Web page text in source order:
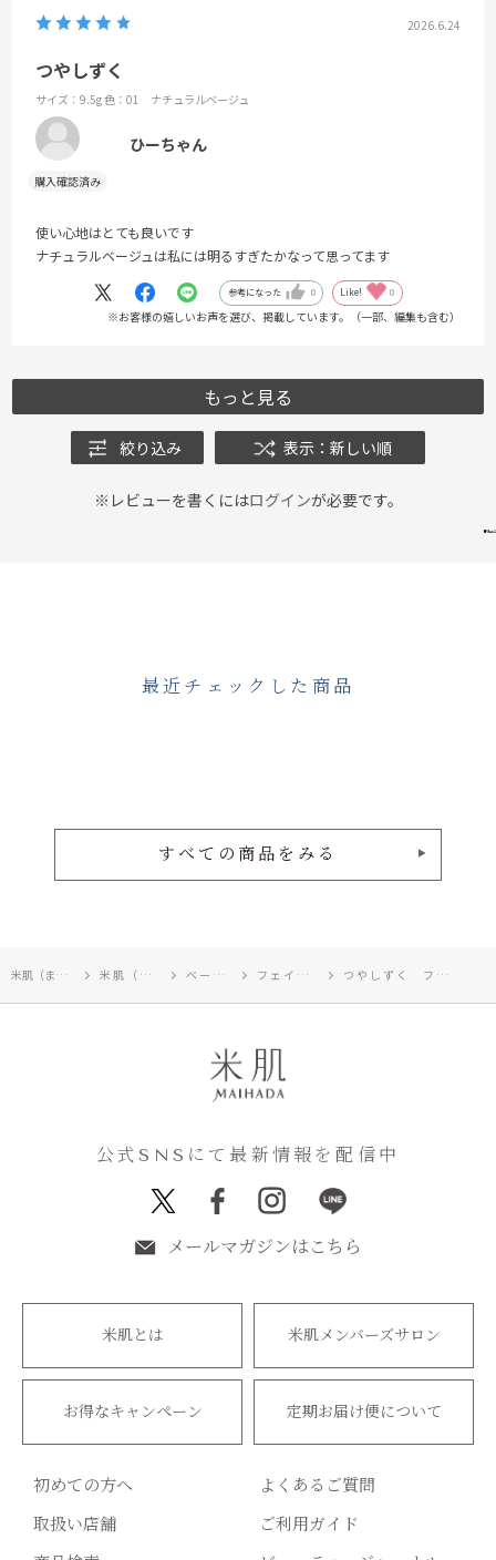
2026.6.24
つやしずく
サイズ：9.5g色：01 ナチュラルベージュ
ひーちゃん
使い心地はとても良いです
ナチュラルベージュは私には明るすぎたかなって思ってます
参考になった 0 Like! 0
※お客様の嬉しいお声を選び、掲載しています。（一部、編集も含む）
もっと見る
絞り込み 表示：新しい順
※レビューを書くにはログインが必要です。
最近チェックした商品
すべての商品をみる
米肌（まいはだ）TOP 米肌（まいはだ） ベースメイク フェイスパウダー つやしずく フェイスパウダー 01
公式SNSにて最新情報を配信中
メールマガジンはこちら
米肌とは 米肌メンバーズサロン
お得なキャンペーン 定期お届け便について
初めての方へ
よくあるご質問
取扱い店舗
ご利用ガイド